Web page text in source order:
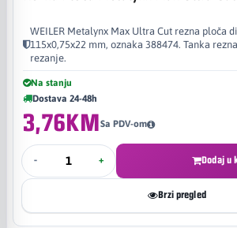
WEILER Metalynx Max Ultra Cut rezna ploča
115x0,75x22 mm, oznaka 388474. Tanka
rezanje.
Na stanju
Dostava 24-48h
3,76KMSa PDV-om
- + Dodaj u
Brzi pregled